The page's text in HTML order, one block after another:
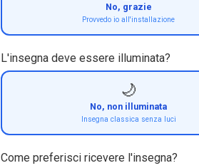
No, grazie
Provvedo io all'installazione
L'insegna deve essere illuminata?
🌙
No, non illuminata
Insegna classica senza luci
Come preferisci ricevere l'insegna?